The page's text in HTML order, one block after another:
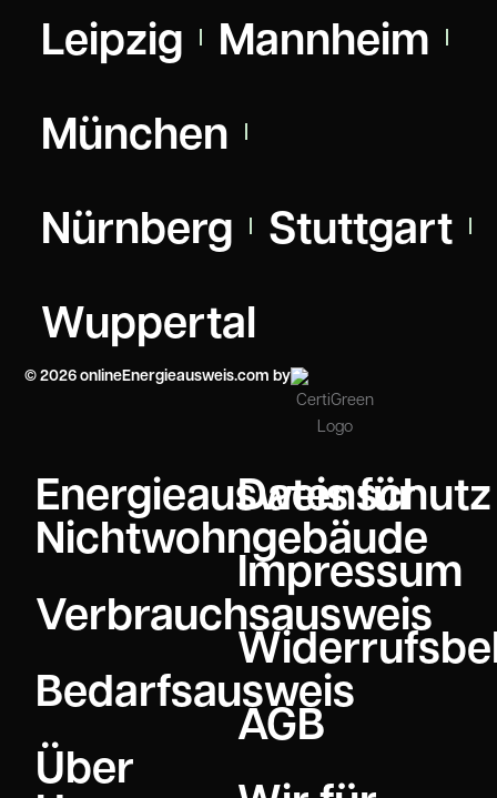
Leipzig
Mannheim
München
Nürnberg
Stuttgart
Wuppertal
© 2026 onlineEnergieausweis.com by
Energieausweis für
Nichtwohngebäude
Verbrauchsausweis
Bedarfsausweis
Über
Datenschutz
Impressum
AGB